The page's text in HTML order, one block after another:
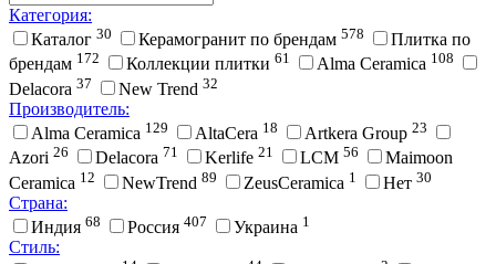
Категория:
Каталог 30 Керамогранит по брендам 578
Плитка по
брендам 172 Коллекции плитки 61 Alma Ceramica 108
Delacora 37 New Trend 32
Производитель:
Alma Ceramica 129 AltaCera 18 Artkera Group 23
Azori 26 Delacora 71 Kerlife 21 LCM 56
Maimoon
Ceramica 12 NewTrend 89 ZeusCeramica 1 Нет 30
Страна:
Индия 68 Россия 407 Украина 1
Стиль: